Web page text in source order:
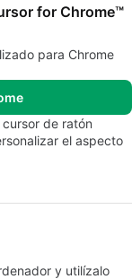
for Chrome™
para Chrome
de ratón
el aspecto
y utilízalo